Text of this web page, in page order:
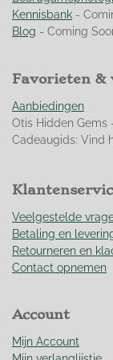
.
9
3
5
4
6
9
9
1
s
t
r
e
n
n n n n
Kennisbank -
Blog - Coming
Favorieten &
Aanbiedingen
Otis Hidden Gems
Cadeaugids: Vind
Veelgestelde
Betaling en
Retourneren en
Contact opnemen
Account
Mijn Account